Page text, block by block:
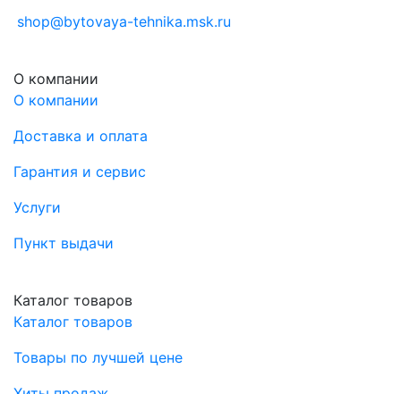
shop@bytovaya-tehnika.msk.ru
О компании
О компании
Доставка и оплата
Гарантия и сервис
Услуги
Пункт выдачи
Каталог товаров
Каталог товаров
Товары по лучшей цене